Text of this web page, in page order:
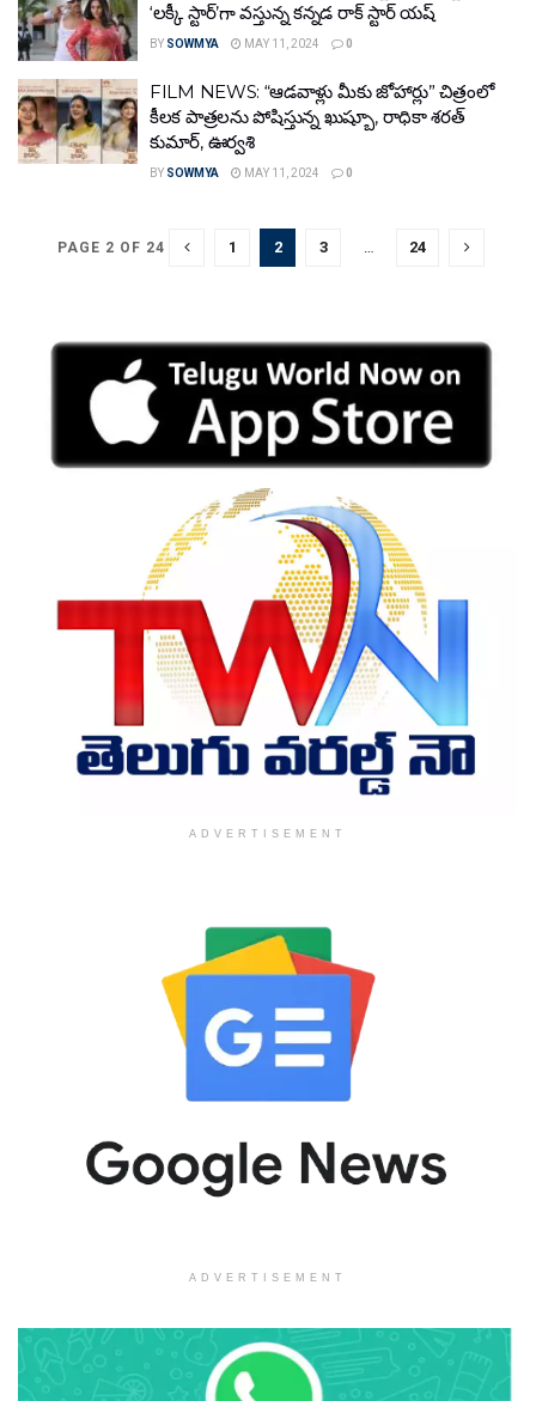
‘లక్కీ స్టార్’గా వస్తున్న కన్నడ రాక్ స్టార్ యష్
BY SOWMYA MAY 11, 2024 0
FILM NEWS: “ఆడవాళ్లు మీకు జోహార్లు” చిత్రంలో
కీల‌క పాత్ర‌ల‌ను పోషిస్తున్న ఖుష్బూ, రాధికా శ‌ర‌త్
కుమార్‌, ఊర్వ‌శి
BY SOWMYA MAY 11, 2024 0
PAGE 2 OF 24 1 2 3 24
ADVERTISEMENT
ADVERTISEMENT